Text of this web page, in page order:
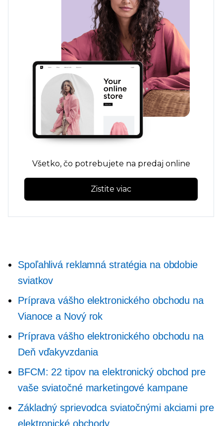
Všetko, čo potrebujete na predaj online
Zistite viac
Spoľahlivá reklamná stratégia na obdobie
sviatkov
Príprava vášho elektronického obchodu na
Vianoce a Nový rok
Príprava vášho elektronického obchodu na
Deň vďakyvzdania
BFCM: 22 tipov na elektronický obchod pre
vaše sviatočné marketingové kampane
Základný sprievodca sviatočnými akciami pre
elektronické obchody